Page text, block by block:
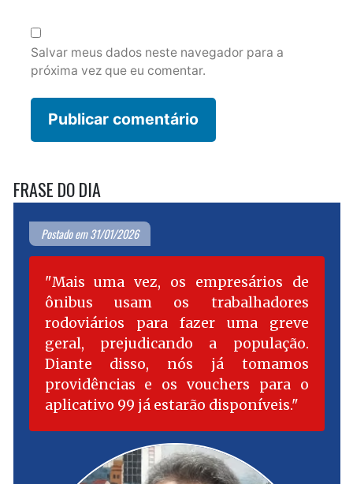
Salvar meus dados neste navegador para a
próxima vez que eu comentar.
FRASE DO DIA
Postado em 31/01/2026
Mais uma vez, os empresários de
ônibus usam os trabalhadores
rodoviários para fazer uma greve
geral, prejudicando a população.
Diante disso, nós já tomamos
providências e os vouchers para o
aplicativo 99 já estarão disponíveis.